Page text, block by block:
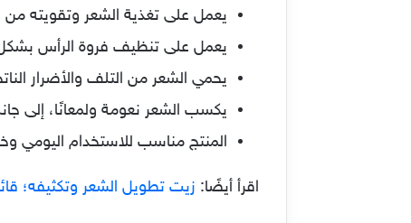
يعمل على تغذية الشعر وتقويته من
يعمل على تنظيف فروة الرأس بشكل
يحمي الشعر من التلف والأضرار
يكسب الشعر نعومة ولمعانًا، إلى
المنتج مناسب للاستخدام اليومي
اقرأ أيضًا: زيت تطويل الشعر وتكثيفه؛